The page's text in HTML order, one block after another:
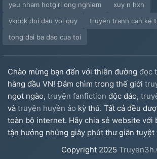
Chương 42: Phiên Ngoại 3 (Ngọc Vô
Chương 45: Phiên Ngoại 6 (Tiền
Chương 46: Phiên Ngoại 7 (Tiền
Chương 47
yeu nham hotgirl ong nghiem
xuy n hxh
vkook doi dau voi quy
truyen tranh can ke
tong dai ba dao cua toi
Chào mừng bạn đến với thiên đường đọc
hàng đầu VN! Đắm chìm trong thế giới
ngọt ngào, truyện fanfiction độc đáo,
và truyện huyền ảo kỳ thú. Tất cả đều
toàn bộ internet. Hãy chia sẻ website với
tận hưởng những giây phút thư giãn tuyệt
Copyright 2025